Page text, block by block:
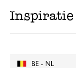
BE - NL
Inspiratie